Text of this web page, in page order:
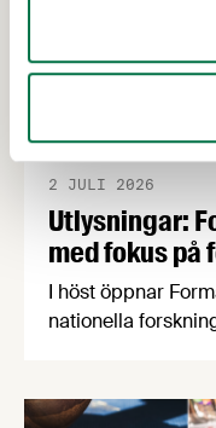
Utlysningar:
med fokus på
2 JULI 2026
I höst öppnar
nationella
en